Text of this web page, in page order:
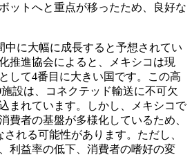
ットへと重点が移ったため、良好な
に大幅に成長すると予想されてい
推進協会によると、メキシコは現
して4番目に大きい国です。この高
設は、コネクテッド輸送に不可欠
まれています。しかし、メキシコで
費者の基盤が多様化しているため、
れる可能性があります。ただし、
利益率の低下、消費者の嗜好の変